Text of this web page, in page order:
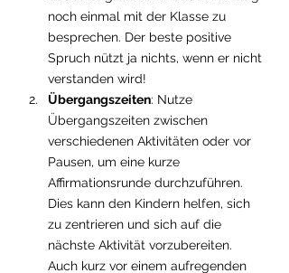
noch einmal mit der Klasse zu
besprechen. Der beste positive
Spruch nützt ja nichts, wenn er nicht
verstanden wird!
Übergangszeiten: Nutze
Übergangszeiten zwischen
verschiedenen Aktivitäten oder vor
Pausen, um eine kurze
Affirmationsrunde durchzuführen.
Dies kann den Kindern helfen, sich
zu zentrieren und sich auf die
nächste Aktivität vorzubereiten.
Auch kurz vor einem aufregenden